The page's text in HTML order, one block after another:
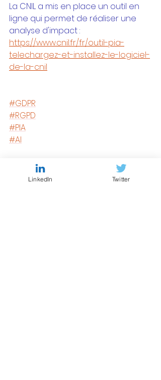
La CNIL a mis en place un outil en
ligne qui permet de réaliser une
analyse d'impact :
https://www.cnil.fr/fr/outil-pia-
telechargez-et-installez-le-logiciel-
de-la-cnil
#GDPR
#RGPD
#PIA
#AI
LinkedIn Twitter